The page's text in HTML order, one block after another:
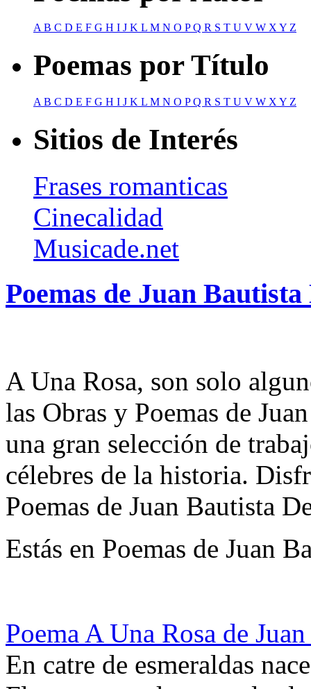
AB C D E F G H I J K L M N O PQ R S T U V W XY Z
Poemas por Título
A B C D E F G H I J K L M N O PQ R S T U V W X Y Z
Sitios de Interés
Frases romanticas
Cinecalidad
Musicade.net
Poemas de Juan
A Una Rosa, son solo
las Obras y Poemas de
una gran selección de
célebres de la historia.
Poemas de Juan Bautista
Estás en Poemas de Juan
Poema A Una Rosa de
En catre de esmeraldas